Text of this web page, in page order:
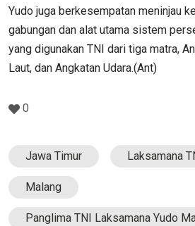
Yudo juga berkesempatan meninjau
gabungan dan alat utama sistem
yang digunakan TNI dari tiga matra,
Laut, dan Angkatan Udara.(Ant)
0
Jawa Timur Laksamana
Malang
Panglima TNI Laksamana Yudo